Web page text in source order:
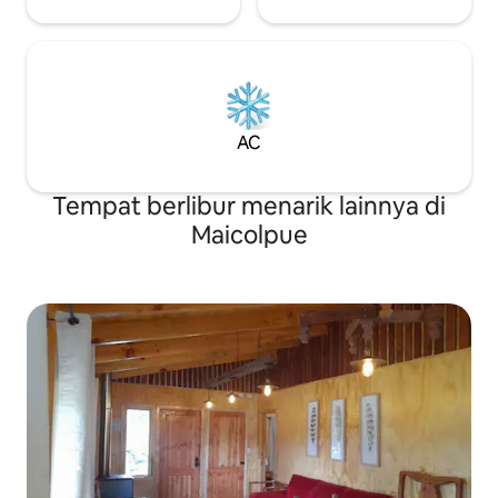
AC
Tempat berlibur menarik lainnya di
Maicolpue